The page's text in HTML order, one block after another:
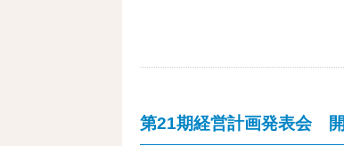
第21期経営計画発表会